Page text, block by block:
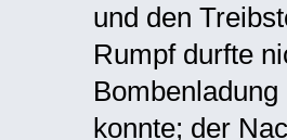
und den
Rumpf durfte
konnte; der